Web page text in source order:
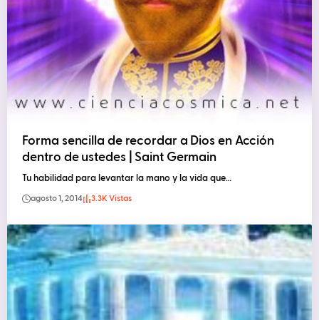
Forma sencilla de recordar a Dios en Acción
dentro de ustedes | Saint Germain
Tu habilidad para levantar la mano y la vida que…
agosto 1, 2014 3.3K Vistas